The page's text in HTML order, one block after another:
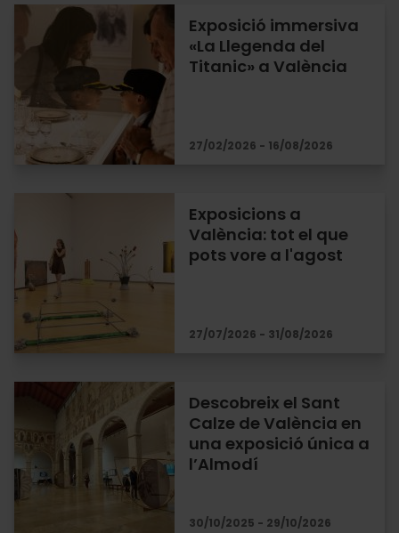
Exposició immersiva
«La Llegenda del
Titanic» a València
27/02/2026 - 16/08/2026
Exposicions a
València: tot el que
pots vore a l'agost
27/07/2026 - 31/08/2026
Descobreix el Sant
Calze de València en
una exposició única a
l’Almodí
30/10/2025 - 29/10/2026